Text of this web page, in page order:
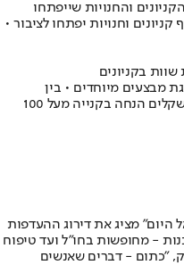
והחנויות שייפתחו
וחנויות יפתחו לציבור •
בקניונים
מבצעים מיוחדים • בין
המבצעים הבולטים תוכלו ליהנות מ-50 שקלים הנחה בקנייה מעל 100
מציג את דירוג ההעדפות
- מחופשות בחו"ל ועד טיפוח
"כתום - דברים שאנשים